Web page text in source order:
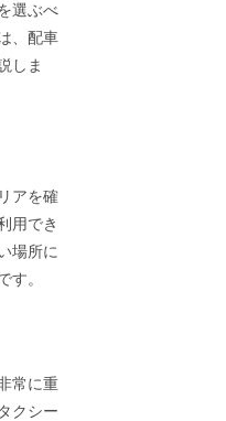
選ぶべ
、配車
しま
アを確
用でき
場所に
す。
常に重
クシー